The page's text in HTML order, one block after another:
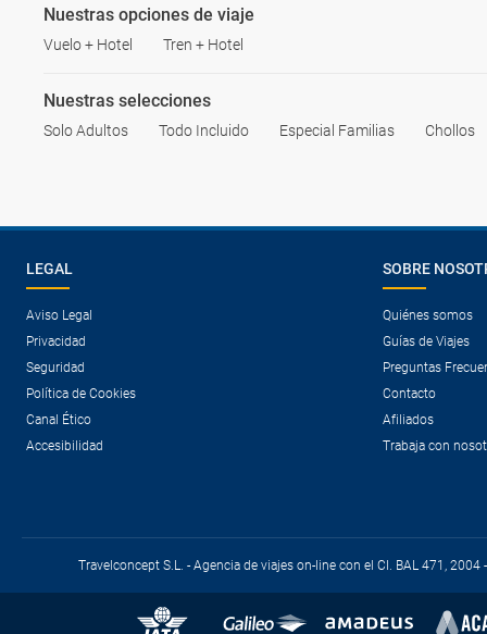
Nuestras opciones de viaje
Vuelo + Hotel Tren + Hotel
Nuestras selecciones
Solo Adultos Todo Incluido Especial Familias Chollos
LEGAL
Aviso Legal
Privacidad
Seguridad
Política de Cookies
Canal Ético
Accesibilidad
SOBRE
Quiénes somos
Guías de Viajes
Preguntas
Contacto
Afiliados
Trabaja con
Travelconcept S.L. - Agencia de viajes on-line con el CI. BAL 471,